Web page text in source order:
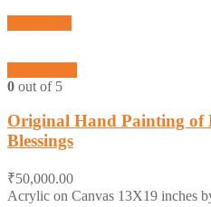
0 out of 5
Original Hand Painting
Blessings
₹50,000.00
Acrylic on Canvas 13X19 inches